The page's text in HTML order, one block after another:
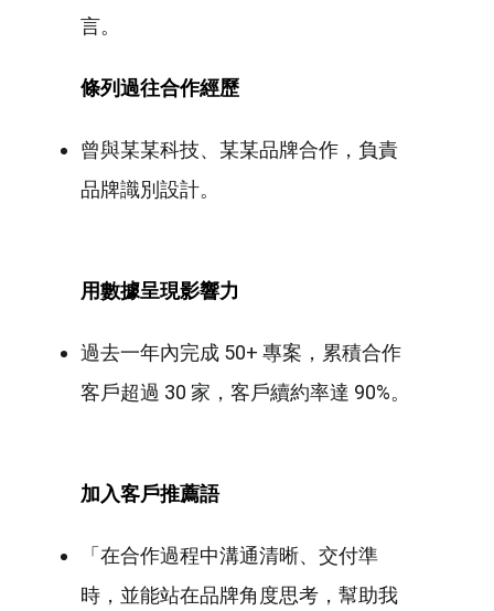
言。
條列過往合作經歷
曾與某某科技、某某品牌合作，負責
品牌識別設計。
用數據呈現影響力
過去一年內完成 50+ 專案，累積合作
客戶超過 30 家，客戶續約率達 90%。
加入客戶推薦語
「在合作過程中溝通清晰、交付準
時，並能站在品牌角度思考，幫助我